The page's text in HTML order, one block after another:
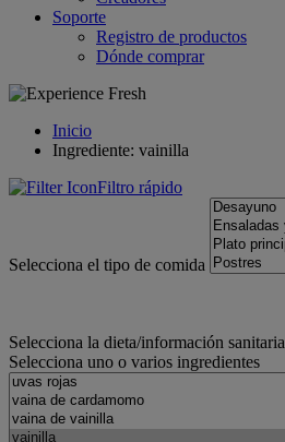
Soporte
Registro de productos
Dónde comprar
Inicio
Ingrediente: vainilla
Filtro rápido
Selecciona el tipo de comida
Selecciona la dieta/información sanitaria
Selecciona uno o varios ingredientes